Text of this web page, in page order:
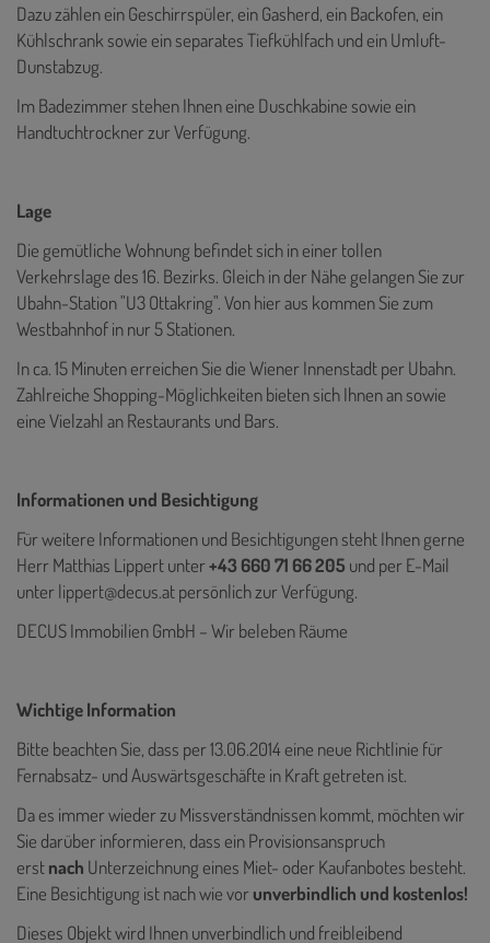
Dazu zählen ein Geschirrspüler, ein Gasherd, ein Backofen, ein
Kühlschrank sowie ein separates Tiefkühlfach und ein Umluft-
Dunstabzug.
Im Badezimmer stehen Ihnen eine Duschkabine sowie ein
Handtuchtrockner zur Verfügung.
Lage
Die gemütliche Wohnung befindet sich in einer tollen
Verkehrslage des 16. Bezirks. Gleich in der Nähe gelangen Sie zur
Ubahn-Station "U3 Ottakring". Von hier aus kommen Sie zum
Westbahnhof in nur 5 Stationen.
In ca. 15 Minuten erreichen Sie die Wiener Innenstadt per Ubahn.
Zahlreiche Shopping-Möglichkeiten bieten sich Ihnen an sowie
eine Vielzahl an Restaurants und Bars.
Informationen und Besichtigung
Für weitere Informationen und Besichtigungen steht Ihnen gerne
Herr Matthias Lippert unter+43 660 71 66 205 und per E-Mail
unterlippert@decus.atpersönlich zur Verfügung.
DECUS Immobilien GmbH – Wir beleben Räume
Wichtige Information
Bitte beachten Sie, dass per 13.06.2014 eine neue Richtlinie für
Fernabsatz- und Auswärtsgeschäfte in Kraft getreten ist.
Da es immer wieder zu Missverständnissen kommt, möchten wir
Sie darüber informieren, dass ein Provisionsanspruch
erstnach Unterzeichnung eines Miet- oder Kaufanbotes besteht.
Eine Besichtigung ist nach wie vorunverbindlich und kostenlos!
Dieses Objekt wird Ihnen unverbindlich und freibleibend